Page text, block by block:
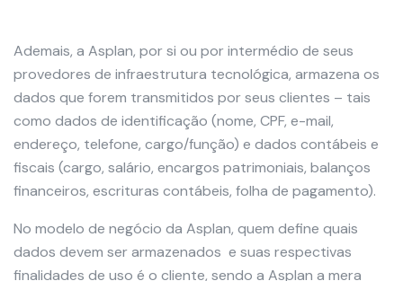
Ademais, a Asplan, por si ou por intermédio de seus
provedores de infraestrutura tecnológica, armazena os
dados que forem transmitidos por seus clientes – tais
como dados de identificação (nome, CPF, e-mail,
endereço, telefone, cargo/função) e dados contábeis e
fiscais (cargo, salário, encargos patrimoniais, balanços
financeiros, escrituras contábeis, folha de pagamento).
No modelo de negócio da Asplan, quem define quais
dados devem ser armazenados e suas respectivas
finalidades de uso é o cliente, sendo a Asplan a mera